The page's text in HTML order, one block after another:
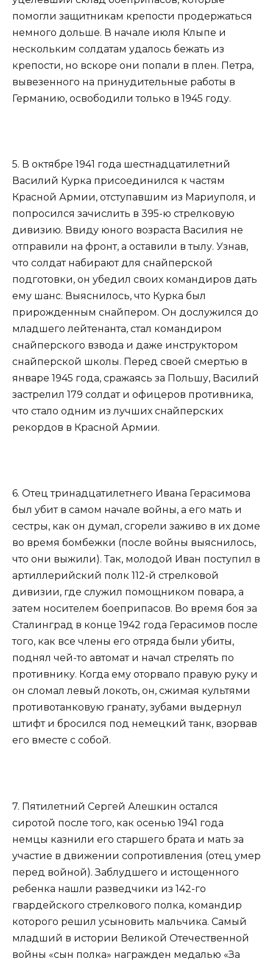
помогли защитникам крепости продержаться
немного дольше. В начале июля Клыпе и
нескольким солдатам удалось бежать из
крепости, но вскоре они попали в плен. Петра,
вывезенного на принудительные работы в
Германию, освободили только в 1945 году.
5. В октябре 1941 года шестнадцатилетний
Василий Курка присоединился к частям
Красной Армии, отступавшим из Мариуполя, и
попросился зачислить в 395-ю стрелковую
дивизию. Ввиду юного возраста Василия не
отправили на фронт, а оставили в тылу. Узнав,
что солдат набирают для снайперской
подготовки, он убедил своих командиров дать
ему шанс. Выяснилось, что Курка был
прирожденным снайпером. Он дослужился до
младшего лейтенанта, стал командиром
снайперского взвода и даже инструктором
снайперской школы. Перед своей смертью в
январе 1945 года, сражаясь за Польшу, Василий
застрелил 179 солдат и офицеров противника,
что стало одним из лучших снайперских
рекордов в Красной Армии.
6. Отец тринадцатилетнего Ивана Герасимова
был убит в самом начале войны, а его мать и
сестры, как он думал, сгорели заживо в их доме
во время бомбежки (после войны выяснилось,
что они выжили). Так, молодой Иван поступил в
артиллерийский полк 112-й стрелковой
дивизии, где служил помощником повара, а
затем носителем боеприпасов. Во время боя за
Сталинград в конце 1942 года Герасимов после
того, как все члены его отряда были убиты,
поднял чей-то автомат и начал стрелять по
противнику. Когда ему оторвало правую руку и
он сломал левый локоть, он, сжимая культями
противотанковую гранату, зубами выдернул
штифт и бросился под немецкий танк, взорвав
его вместе с собой.
7. Пятилетний Сергей Алешкин остался
сиротой после того, как осенью 1941 года
немцы казнили его старшего брата и мать за
участие в движении сопротивления (отец умер
перед войной). Заблудшего и истощенного
ребенка нашли разведчики из 142-го
гвардейского стрелкового полка, командир
которого решил усыновить мальчика. Самый
младший в истории Великой Отечественной
войны «сын полка» награжден медалью «За